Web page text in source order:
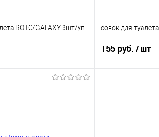
ROTO/GALAXY 3шт/уп. совок для туалета
155 руб. / шт